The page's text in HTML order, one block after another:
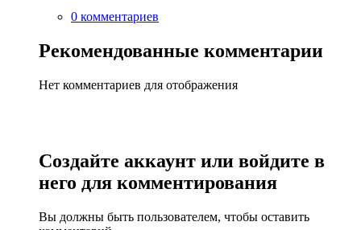
0 комментариев
Рекомендованные комментарии
Нет комментариев для отображения
Создайте аккаунт или войдите в
него для комментирования
Вы должны быть пользователем, чтобы оставить